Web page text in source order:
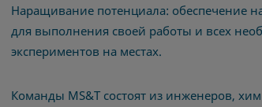
Наращивание потенциала: обеспечение
для выполнения своей работы и всех
экспериментов на местах.
Команды MS&T состоят из инженеров,